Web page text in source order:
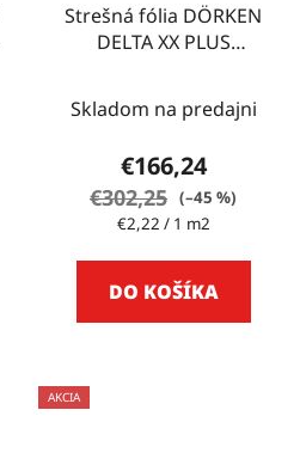
Strešná fólia DÖRKEN
DELTA XX PLUS
Skladom na predajni
€166,24
€302,25 (–45 %)
Jednotková
€2,22 / 1 m2
DO KOŠÍKA
AKCIA